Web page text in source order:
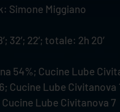
Simone Miggiano
32’; 22’; totale: 2h 20’
54%; Cucine Lube
Cucine Lube Civitanova
Lube Civitanova 7